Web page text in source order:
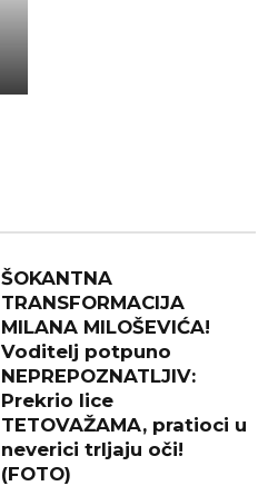
ŠOKANTNA
TRANSFORMACIJA
MILANA MILOŠEVIĆA!
Voditelj potpuno
NEPREPOZNATLJIV:
Prekrio lice
TETOVAŽAMA, pratioci u
neverici trljaju oči!
(FOTO)